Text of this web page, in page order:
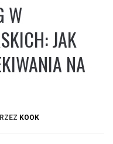
W
JAK
NA
KOOK